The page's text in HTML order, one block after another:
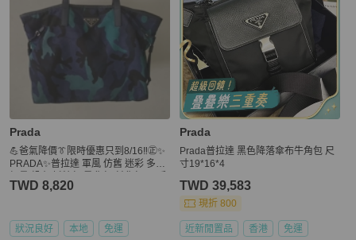
Prada
💪爸氣降價👔限時優惠只到8/16‼️㊣✨
PRADA✨普拉達 軍風 仿舊 迷彩 多用
包/二手精品/保證正品🌳二手樹屋🌳
TWD 8,820
狀況良好 本地 免運
Prada
Prada普拉達 黑色降落傘布牛角包 尺
寸19*16*4
TWD 39,583
現折 800
近新閒置品 香港 免運